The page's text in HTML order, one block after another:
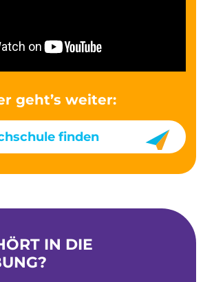
geht’s weiter:
finden
IN DIE